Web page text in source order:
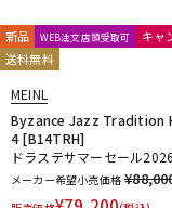
新品 WEB注文店頭受取可
キャ
送料無料
MEINL
Byzance Jazz Tradition
4 [B14TRH]
ドラステサマーセール
メーカー希望小売価格